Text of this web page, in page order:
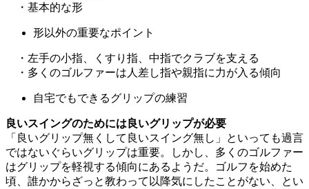
・基本的な形
形以外の重要なポイント
・左手の小指、くすり指、中指でクラブを支える
・多くのゴルファーは人差し指や親指に力が入る傾向
自宅でもできるグリップの練習
良いスイングのためには良いグリップが必要
「良いグリップ無くして良いスイング無し」といっても過言
ではないぐらいグリップは重要。しかし、多くのゴルファー
はグリップを軽視する傾向にあるようだ。ゴルフを始めた
頃、誰かからざっと教わって以降気にしたことがない、とい